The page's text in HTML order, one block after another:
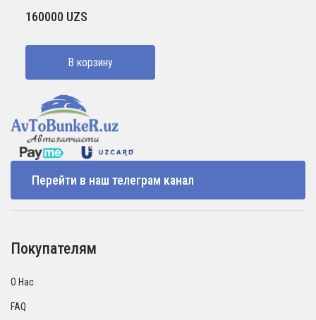
160000 UZS
В корзину
Перейти в наш телеграм канал
Покупателям
О Нас
FAQ